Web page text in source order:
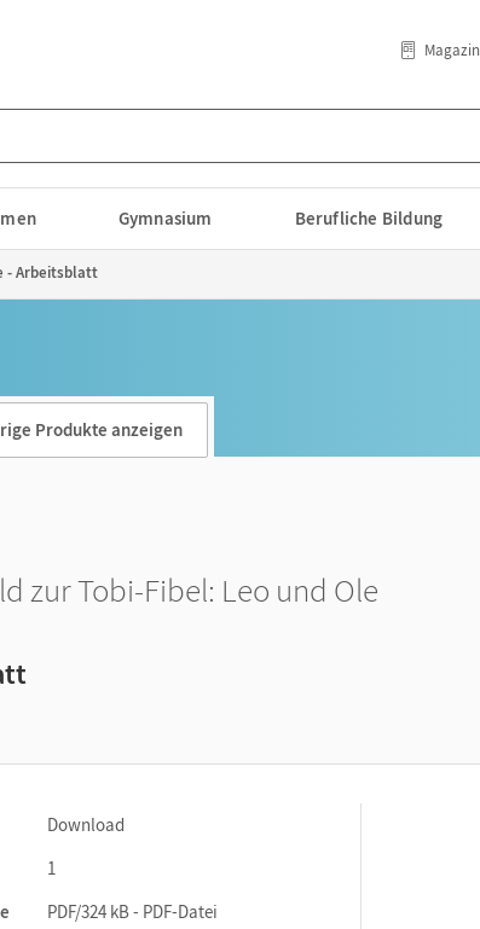
Magazin
Gymnasium Berufliche Bildung
- Arbeitsblatt
Produkte anzeigen
zur Tobi-Fibel: Leo und Ole
Download
1
PDF/324 kB - PDF-Datei